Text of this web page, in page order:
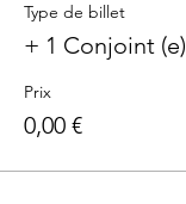
Type de billet
+ 1 Conjoint (e)
Prix
0,00 €